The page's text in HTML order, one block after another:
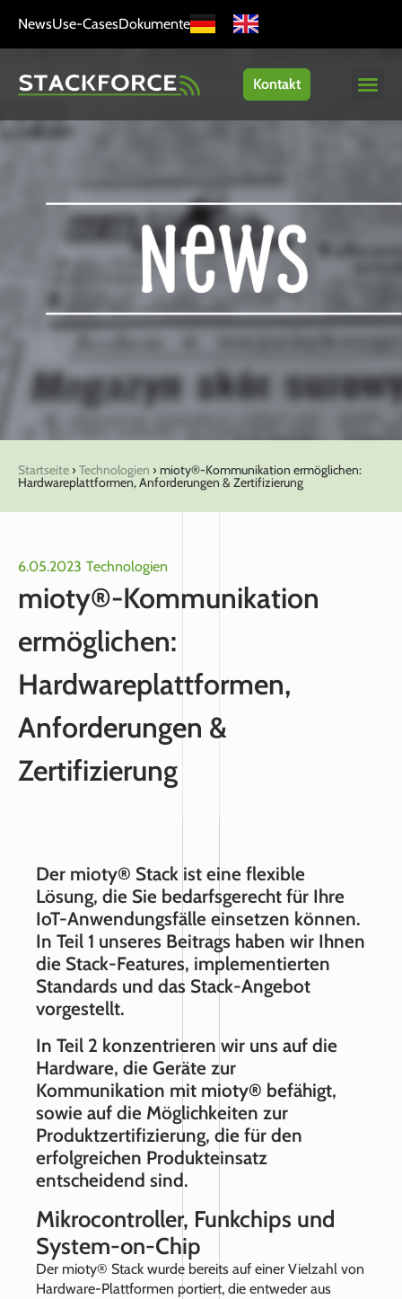
NewsUse-CasesDokumente
Kontakt
Startseite › Technologien › mioty®‑Kommunikation ermöglichen:
Hardwareplattformen, Anforderungen & Zertifizierung
6.05.2023 Technologien
mioty®‑Kommunikation
ermöglichen:
Hardwareplattformen,
Anforderungen &
Zertifizierung
Der mioty® Stack ist eine flexible
Lösung, die Sie bedarfsgerecht für Ihre
IoT-Anwendungsfälle einsetzen können.
In Teil 1 unseres Beitrags haben wir Ihnen
die Stack-Features, implementierten
Standards und das Stack-Angebot
vorgestellt.
In Teil 2 konzentrieren wir uns auf die
Hardware, die Geräte zur
Kommunikation mit mioty® befähigt,
sowie auf die Möglichkeiten zur
Produktzertifizierung, die für den
erfolgreichen Produkteinsatz
entscheidend sind.
Mikrocontroller, Funkchips und
System-on-Chip
Der mioty® Stack wurde bereits auf einer Vielzahl von
Hardware-Plattformen portiert, die entweder aus